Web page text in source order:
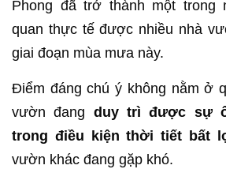
Phong đã trở thành một trong
quan thực tế được nhiều nhà
giai đoạn mùa mưa này.
Điểm đáng chú ý không nằm ở
vườn đang duy trì được sự
trong điều kiện thời tiết bất
vườn khác đang gặp khó.